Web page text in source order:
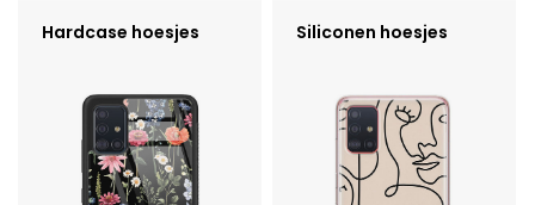
Hardcase hoesjes Siliconen hoesjes